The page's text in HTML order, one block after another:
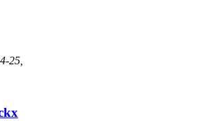
25,